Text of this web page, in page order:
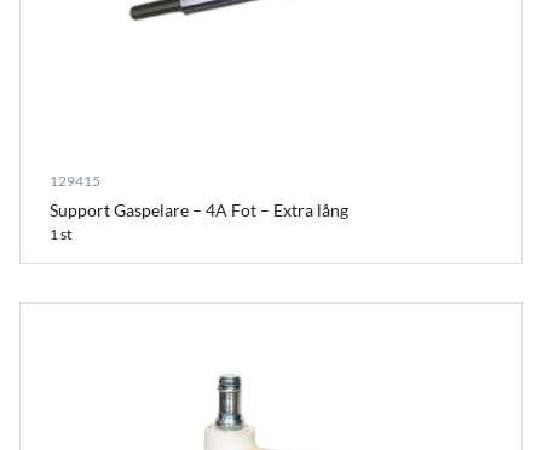
129415
Support Gaspelare – 4A Fot – Extra lång
1 st